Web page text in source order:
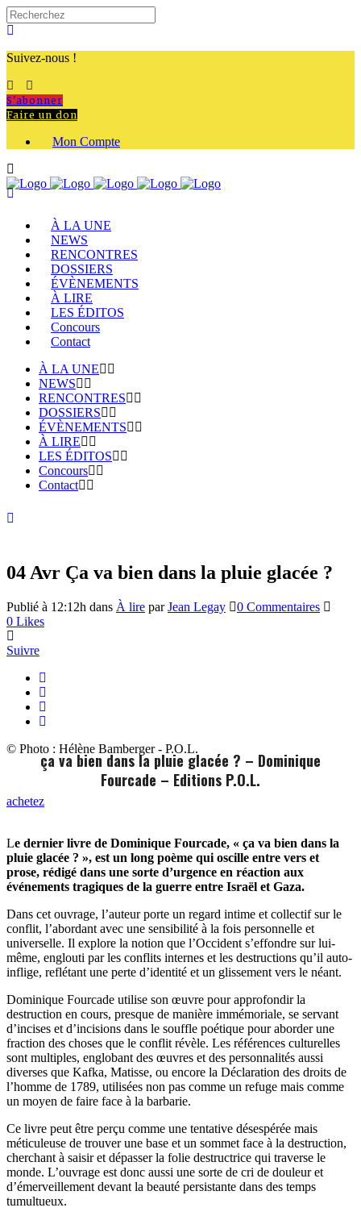
Suivez-nous !
S'abonner
Faire un don
Mon Compte
À LA UNE
NEWS
RENCONTRES
DOSSIERS
ÉVÈNEMENTS
À LIRE
LES ÉDITOS
Concours
Contact
À LA UNE
NEWS
RENCONTRES
DOSSIERS
ÉVÈNEMENTS
À LIRE
LES ÉDITOS
Concours
Contact
04 Avr Ça va bien dans la pluie glacée ?
Publié à 12:12h dans À lire parJean Legay
0 Commentaires
0 Likes
Suivre
© Photo : Hélène Bamberger - P.O.L.
ça va bien dans la pluie glacée ? – Dominique
Fourcade – Editions P.O.L.
achetez
Le dernier livre de Dominique Fourcade, « ça va bien dans la
pluie glacée ? », est un long poème qui oscille entre vers et
prose, rédigé dans une sorte d’urgence en réaction aux
événements tragiques de la guerre entre Israël et Gaza.
Dans cet ouvrage, l’auteur porte un regard intime et collectif sur le
conflit, l’abordant avec une sensibilité à la fois personnelle et
universelle. Il explore la notion que l’Occident s’effondre sur lui-
même, englouti par les conflits internes et les destructions qu’il auto-
inflige, reflétant une perte d’identité et un glissement vers le néant.
Dominique Fourcade utilise son œuvre pour approfondir la
destruction en cours, presque de manière immémoriale, se servant
d’incises et d’incisions dans le souffle poétique pour aborder une
fraction des choses que le conflit révèle. Les références culturelles
sont multiples, englobant des œuvres et des personnalités aussi
diverses que Kafka, Matisse, ou encore la Déclaration des droits de
l’homme de 1789, utilisées non pas comme un refuge mais comme
un moyen de faire face à la barbarie.
Ce livre peut être perçu comme une tentative désespérée mais
méticuleuse de trouver une base et un sommet face à la destruction,
cherchant à saisir et dépasser la folie destructrice qui traverse le
monde. L’ouvrage est donc aussi une sorte de cri de douleur et
d’émerveillement devant la beauté persistante dans des temps
tumultueux.